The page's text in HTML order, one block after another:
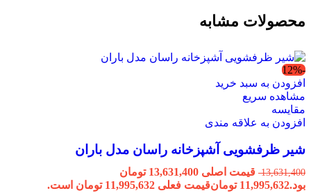
محصولات مشابه
-12%
افزودن به سبد خرید
مشاهده سریع
مقایسه
افزودن به علاقه مندی
شیر ظرفشویی آشپزخانه راسان مدل باران
13,631,400
قیمت اصلی 13,631,400 تومان
بود.11,995,632 تومانقیمت فعلی 11,995,632 تومان است.